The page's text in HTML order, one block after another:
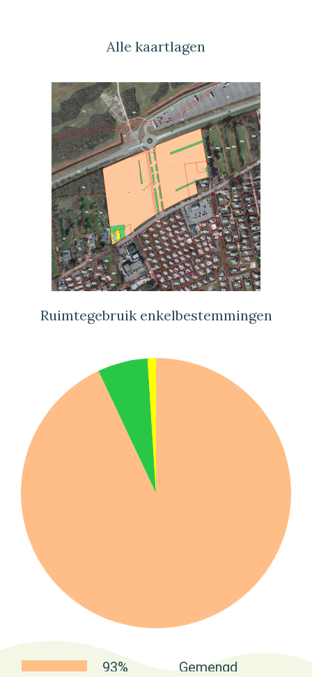
Alle kaartlagen
Ruimtegebruik enkelbestemmingen
93% Gemengd